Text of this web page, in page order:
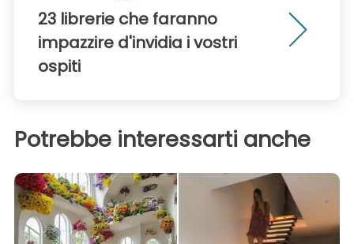
23 librerie che faranno
impazzire d'invidia i vostri
ospiti
Potrebbe interessarti anche